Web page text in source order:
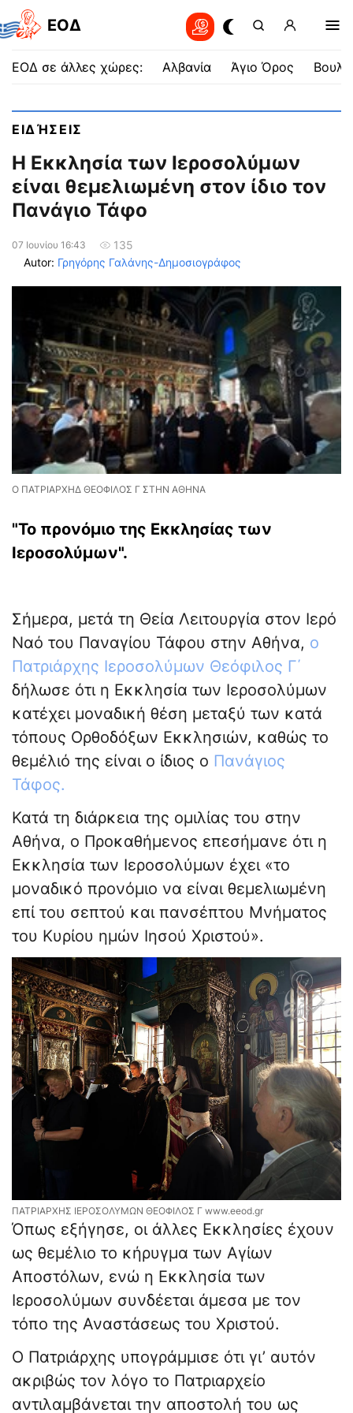
EOΔ
ΕΟΔ σε άλλες χώρες: Αλβανία Άγιο Όρος
ΕΙΔΉΣΕΙΣ
Η Εκκλησία των Ιεροσολύμων
είναι θεμελιωμένη στον ίδιο τον
Πανάγιο Τάφο
07 Ιουνίου 16:43
135
Autor: Γρηγόρης Γαλάνης-Δημοσιογράφος
Ο ΠΑΤΡΙΑΡΧΗΔ ΘΕΟΦΙΛΟΣ Γ ΣΤΗΝ ΑΘΗΝΑ
"Το προνόμιο της Εκκλησίας των
Ιεροσολύμων".
Σήμερα, μετά τη Θεία Λειτουργία στον Ιερό
Ναό του Παναγίου Τάφου στην Αθήνα, ο
Πατριάρχης Ιεροσολύμων Θεόφιλος Γ΄
δήλωσε ότι η Εκκλησία των Ιεροσολύμων
κατέχει μοναδική θέση μεταξύ των κατά
τόπους Ορθοδόξων Εκκλησιών, καθώς το
θεμέλιό της είναι ο ίδιος ο Πανάγιος
Τάφος.
Κατά τη διάρκεια της ομιλίας του στην
Αθήνα, ο Προκαθήμενος επεσήμανε ότι η
Εκκλησία των Ιεροσολύμων έχει «το
μοναδικό προνόμιο να είναι θεμελιωμένη
επί του σεπτού και πανσέπτου Μνήματος
του Κυρίου ημών Ιησού Χριστού».
ΠΑΤΡΙΑΡΧΗΣ ΙΕΡΟΣΟΛΥΜΩΝ ΘΕΟΦΙΛΟΣ Γ www.eeod.gr
Όπως εξήγησε, οι άλλες Εκκλησίες έχουν
ως θεμέλιο το κήρυγμα των Αγίων
Αποστόλων, ενώ η Εκκλησία των
Ιεροσολύμων συνδέεται άμεσα με τον
τόπο της Αναστάσεως του Χριστού.
Ο Πατριάρχης υπογράμμισε ότι γι’ αυτόν
ακριβώς τον λόγο το Πατριαρχείο
αντιλαμβάνεται την αποστολή του ως